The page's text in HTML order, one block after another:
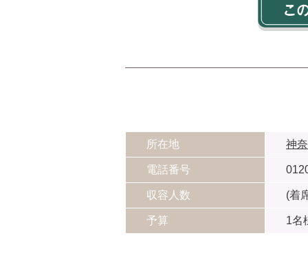
所在地 神
電話番号
収容人数 (着
予算 1名